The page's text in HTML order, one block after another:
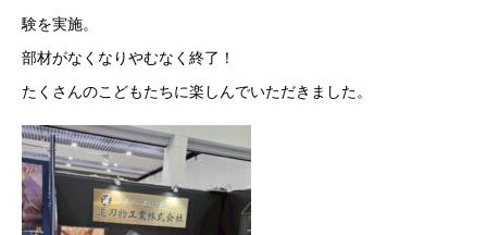
験を実施。
部材がなくなりやむなく終了！
たくさんのこどもたちに楽しんでいただきました。